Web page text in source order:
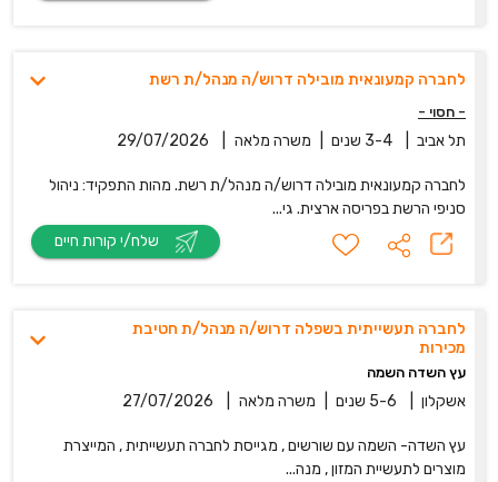
לחברה קמעונאית מובילה דרוש/ה מנהל/ת רשת
- חסוי -
תל אביב 3-4 שנים משרה מלאה 29/07/2026
לחברה קמעונאית מובילה דרוש/ה מנהל/ת רשת. מהות התפקיד: ניהול
סניפי הרשת בפריסה ארצית. גי...
לחברה תעשייתית בשפלה דרוש/ה מנהל/ת חטיבת
מכירות
עץ השדה השמה
אשקלון 5-6 שנים משרה מלאה 27/07/2026
עץ השדה- השמה עם שורשים , מגייסת לחברה תעשייתית , המייצרת
מוצרים לתעשיית המזון , מנה...